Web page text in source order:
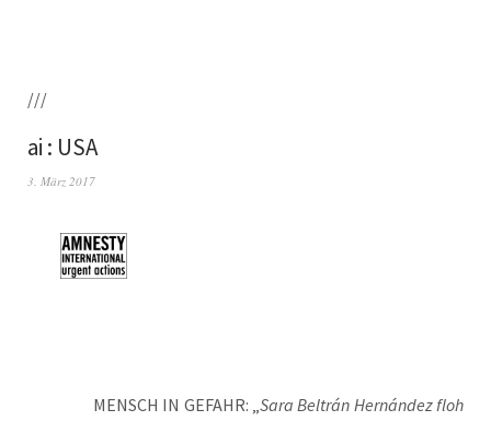
///
ai : USA
3. März 2017
MENSCH IN GEFAHR: „ Sara Bel­trán Hernán­dez floh